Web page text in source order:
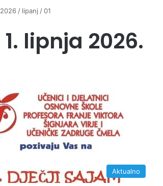
2026 / lipanj /01
1. lipnja 2026.
Aktualno